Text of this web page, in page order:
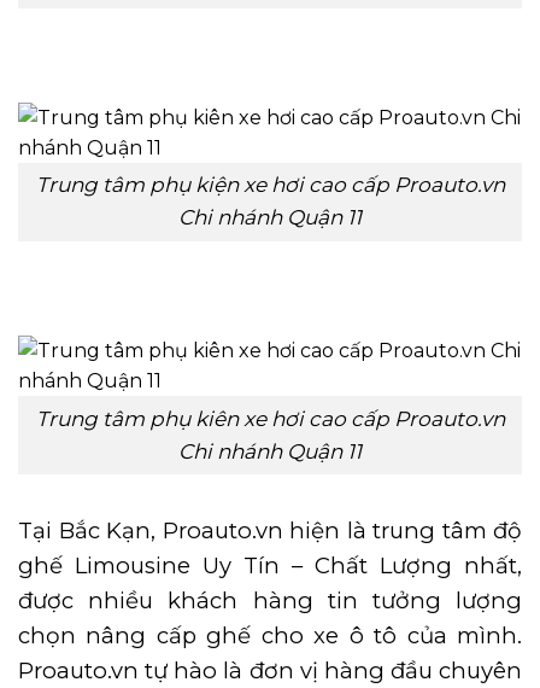
Trung tâm phụ kiện xe hơi cao cấp Proauto.vn
Chi nhánh Quận 11
Trung tâm phụ kiên xe hơi cao cấp Proauto.vn
Chi nhánh Quận 11
Tại Bắc Kạn, Proauto.vn hiện là trung tâm độ
ghế Limousine Uy Tín – Chất Lượng nhất,
được nhiều khách hàng tin tưởng lượng
chọn nâng cấp ghế cho xe ô tô của mình.
Proauto.vn tự hào là đơn vị hàng đầu chuyên